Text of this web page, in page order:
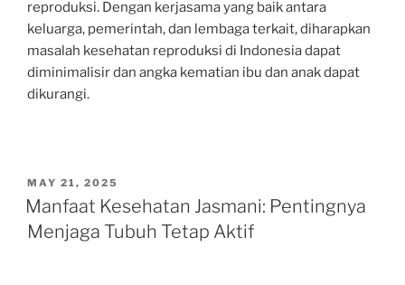
reproduksi. Dengan kerjasama yang baik antara
keluarga, pemerintah, dan lembaga terkait, diharapkan
masalah kesehatan reproduksi di Indonesia dapat
diminimalisir dan angka kematian ibu dan anak dapat
dikurangi.
POSTED
ON
MAY 21, 2025
Manfaat Kesehatan Jasmani: Pentingnya
Menjaga Tubuh Tetap Aktif